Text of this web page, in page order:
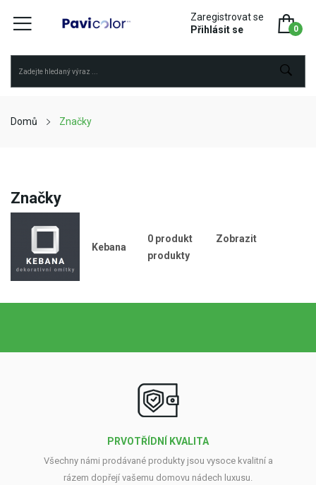
Zaregistrovat se
Přihlásit se
0
Domů Značky
Značky
Kebana
0 produkt
Zobrazit
produkty
PRVOTŘÍDNÍ KVALITA
Všechny námi prodávané produkty jsou vysoce kvalitní a
rázem dopřejí vašemu domovu nádech luxusu.